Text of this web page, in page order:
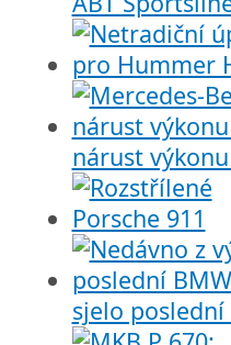
nárust
sjelo poslední